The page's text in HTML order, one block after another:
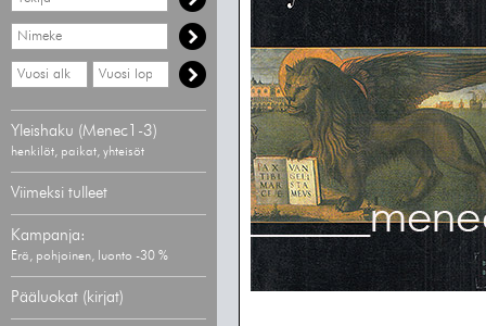
tekijää
Hae
nimekettä
Hae
vähimmäisvuosi
Hae
enimmäisvuosi
Yleishaku (Menec1-3)
henkilöt, paikat, yhteisöt
Viimeksi tulleet
Kampanja:
Erä, pohjoinen, luonto -30 %
Pääluokat (kirjat)